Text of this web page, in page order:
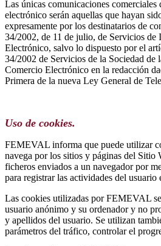
Las únicas comunicaciones comerciales
electrónico serán aquellas que hayan
expresamente por los destinatarios de
34/2002, de 11 de julio, de Servicios
Electrónico, salvo lo dispuesto por el
34/2002 de Servicios de la Sociedad de
Comercio Electrónico en la redacción
Primera de la nueva Ley General de
Uso de cookies.
FEMEVAL informa que puede utilizar
navega por los sitios y páginas del Sitio
ficheros enviados a un navegador por
para registrar las actividades del usuario
Las cookies utilizadas por FEMEVAL
usuario anónimo y su ordenador y no
y apellidos del usuario. Se utilizan
parámetros del tráfico, controlar el